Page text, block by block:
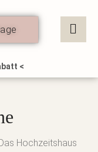
<
Hochzeitshaus